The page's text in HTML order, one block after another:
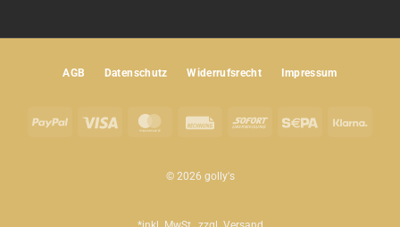
AGB Datenschutz Widerrufsrecht Impressum
PayPal Visa MasterCardRechungSofort Sepa
© 2026 golly's